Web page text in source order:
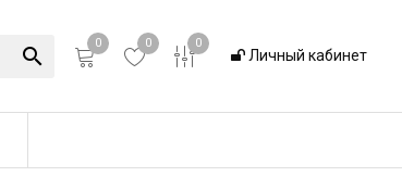
0 0 0
Личный кабинет